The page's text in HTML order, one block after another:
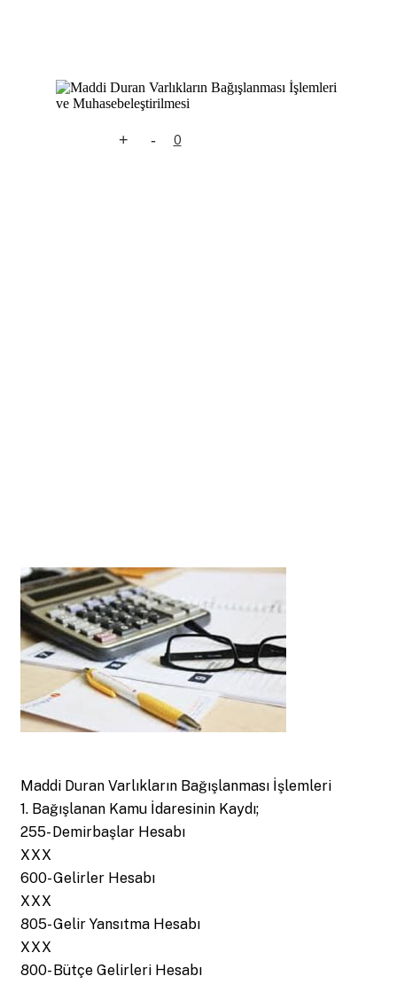
+ - 0
Maddi Duran Varlıkların Bağışlanması İşlemleri
1. Bağışlanan Kamu İdaresinin Kaydı;
255- Demirbaşlar Hesabı
XXX
600- Gelirler Hesabı
XXX
805- Gelir Yansıtma Hesabı
XXX
800- Bütçe Gelirleri Hesabı